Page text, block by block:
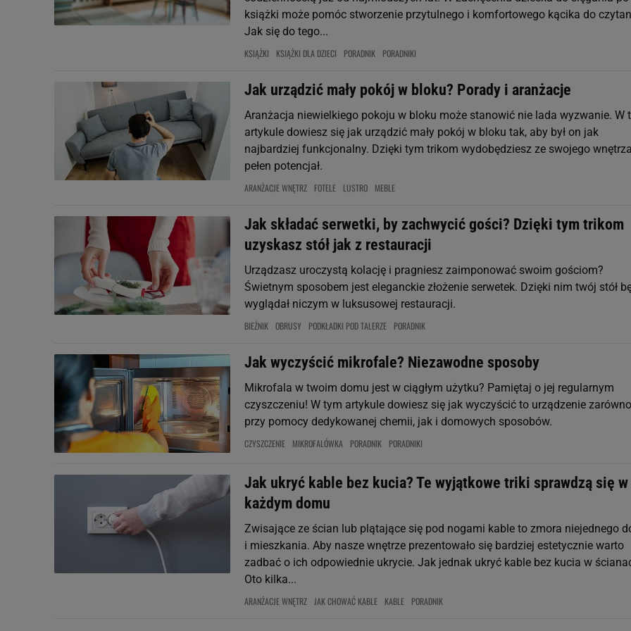
książki może pomóc stworzenie przytulnego i komfortowego kącika do
Jak się do tego...
KSIĄŻKI KSIĄŻKI DLA DZIECI PORADNIK PORADNIKI
Jak urządzić mały pokój w bloku? Porady i aranżacje
Aranżacja niewielkiego pokoju w bloku może stanowić nie lada wyzwanie. W
artykule dowiesz się jak urządzić mały pokój w bloku tak, aby był on jak
najbardziej funkcjonalny. Dzięki tym trikom wydobędziesz ze swojego wnętrza
pełen potencjał.
ARANŻACJE WNĘTRZ FOTELE LUSTRO MEBLE
Jak składać serwetki, by zachwycić gości? Dzięki tym trikom
uzyskasz stół jak z restauracji
Urządzasz uroczystą kolację i pragniesz zaimponować swoim gościom?
Świetnym sposobem jest eleganckie złożenie serwetek. Dzięki nim twój stół
wyglądał niczym w luksusowej restauracji.
BIEŻNIK OBRUSY PODKŁADKI POD TALERZE PORADNIK
Jak wyczyścić mikrofale? Niezawodne sposoby
Mikrofala w twoim domu jest w ciągłym użytku? Pamiętaj o jej regularnym
czyszczeniu! W tym artykule dowiesz się jak wyczyścić to urządzenie zarówno
przy pomocy dedykowanej chemii, jak i domowych sposobów.
CZYSZCZENIE MIKROFALÓWKA PORADNIK PORADNIKI
Jak ukryć kable bez kucia? Te wyjątkowe triki sprawdzą się w
każdym domu
Zwisające ze ścian lub plątające się pod nogami kable to zmora niejednego
i mieszkania. Aby nasze wnętrze prezentowało się bardziej estetycznie warto
zadbać o ich odpowiednie ukrycie. Jak jednak ukryć kable bez kucia w
Oto kilka...
ARANŻACJE WNĘTRZ JAK CHOWAĆ KABLE KABLE PORADNIK